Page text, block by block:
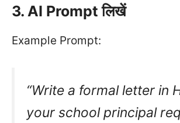
3. AI Prompt लिखें
Example Prompt:
“Write a formal letter in
your school principal